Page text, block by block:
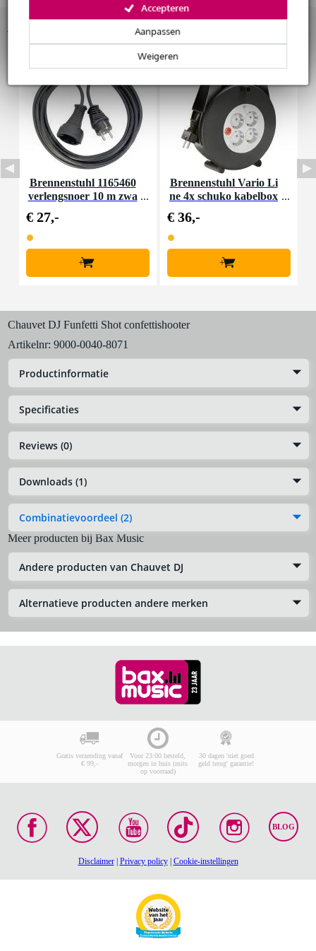
Weigeren
Aanpassen
Accepteren
Huur dit product
Brennenstuhl 1165460
verlengsnoer 10 m zwa
€ 27,-
+
Brennenstuhl Vario Li
ne 4x schuko kabelbox
€ 36,-
+
Chauvet DJ Funfetti Shot confettishooter
Artikelnr: 9000-0040-8071
Productinformatie
Specificaties
Reviews (0)
Downloads (1)
Combinatievoordeel (2)
Meer producten bij Bax Music
Andere producten van Chauvet DJ
Alternatieve producten andere merken
Gratis verzending vanaf
€ 99,-
Voor 23:00 besteld,
morgen in huis (mits
op voorraad)
30 dagen 'niet goed
geld terug' garantie!
BLOG
Disclaimer| Privacy policy| Cookie-instellingen